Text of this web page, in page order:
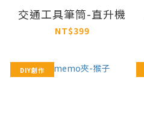
交通工具筆筒-直升機
NT$399
DIY創作